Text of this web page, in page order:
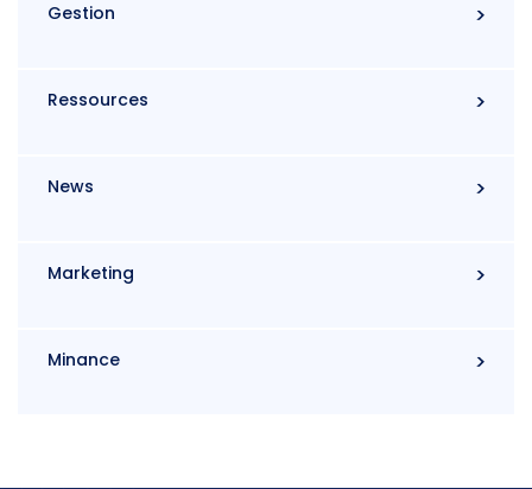
Gestion
Ressources
News
Marketing
Minance